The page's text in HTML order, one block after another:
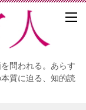
問われる。あらす
質に迫る、知的読